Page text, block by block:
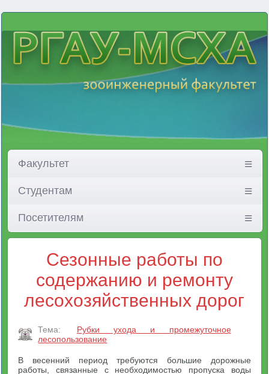
Факультет
Студентам
Посетителям
Сезонные работы по
содержанию и ремонту
лесохозяйственных дорог
Тема:
Рубки ухода и промежуточное
лесопользование
В весенний период требуются большие дорожные
работы, связанные с необходимостью пропуска воды